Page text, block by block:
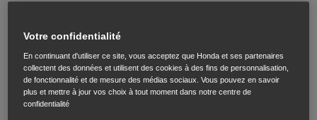
DEMEDTS MARINE
BVBA
Votre confidentialité
En continuant d'utiliser ce site, vous acceptez que Honda et ses partenaires
collectent des données et utilisent des cookies à des fins de personnalisation,
de fonctionnalité et de mesure des médias sociaux. Vous pouvez en savoir
plus et mettre à jour vos choix à tout moment dans notre centre de
confidentialité